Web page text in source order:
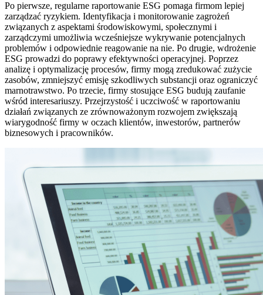
Po pierwsze, regularne raportowanie ESG pomaga firmom lepiej
zarządzać ryzykiem. Identyfikacja i monitorowanie zagrożeń
związanych z aspektami środowiskowymi, społecznymi i
zarządczymi umożliwia wcześniejsze wykrywanie potencjalnych
problemów i odpowiednie reagowanie na nie. Po drugie, wdrożenie
ESG prowadzi do poprawy efektywności operacyjnej. Poprzez
analizę i optymalizację procesów, firmy mogą zredukować zużycie
zasobów, zmniejszyć emisję szkodliwych substancji oraz ograniczyć
marnotrawstwo. Po trzecie, firmy stosujące ESG budują zaufanie
wśród interesariuszy. Przejrzystość i uczciwość w raportowaniu
działań związanych ze zrównoważonym rozwojem zwiększają
wiarygodność firmy w oczach klientów, inwestorów, partnerów
biznesowych i pracowników.